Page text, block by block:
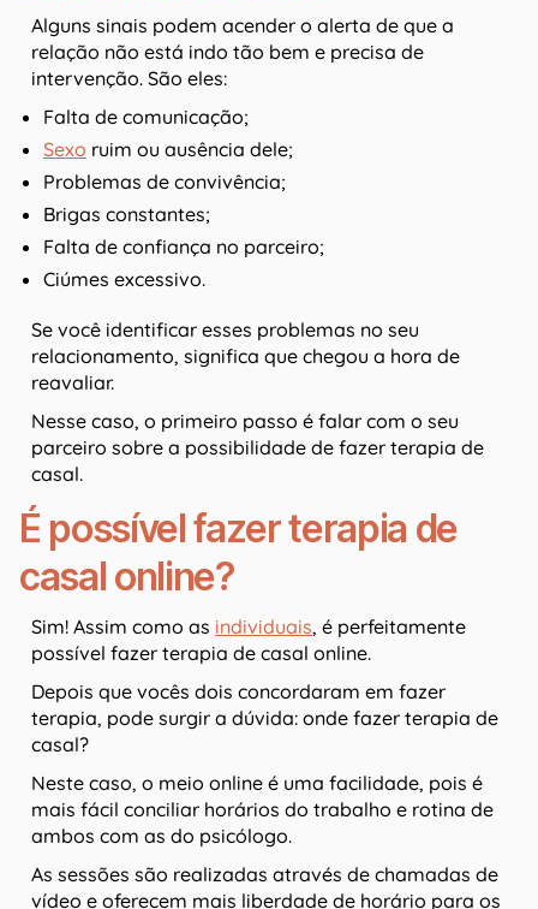
Alguns sinais podem acender o alerta de que a
relação não está indo tão bem e precisa de
intervenção. São eles:
Falta de comunicação;
Sexo ruim ou ausência dele;
Problemas de convivência;
Brigas constantes;
Falta de confiança no parceiro;
Ciúmes excessivo.
Se você identificar esses problemas no seu
relacionamento, significa que chegou a hora de
reavaliar.
Nesse caso, o primeiro passo é falar com o seu
parceiro sobre a possibilidade de fazer terapia de
casal.
É possível fazer terapia de
casal online?
Sim! Assim como as individuais, é perfeitamente
possível fazer terapia de casal online.
Depois que vocês dois concordaram em fazer
terapia, pode surgir a dúvida: onde fazer terapia de
casal?
Neste caso, o meio online é uma facilidade, pois é
mais fácil conciliar horários do trabalho e rotina de
ambos com as do psicólogo.
As sessões são realizadas através de chamadas de
vídeo e oferecem mais liberdade de horário para os